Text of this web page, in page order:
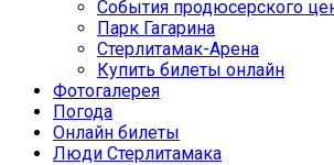
События продюсерского
Парк Гагарина
Стерлитамак-Арена
Купить билеты онлайн
Фотогалерея
Погода
Онлайн билеты
Люди Стерлитамака